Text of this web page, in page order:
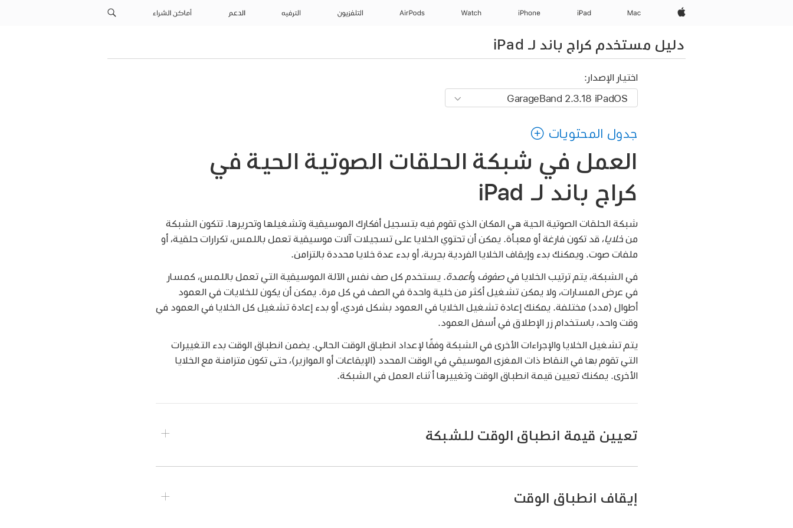
Apple‏
Mac
iPad‏
iPhone
Watch
AirPods التلفزيون الترفيه الدعم أماكن الشراء
دليل مستخدم كراج باند لـ iPad
اختيار الإصدار:
جدول المحتويات
العمل في شبكة الحلقات الصوتية الحية في
كراج باند لـ iPad
شبكة الحلقات الصوتية الحية هي المكان الذي تقوم فيه بتسجيل أفكارك الموسيقية وتشغيلها وتحريرها. تتكون الشبكة
منخلايا، قد تكون فارغة أو معبأة. يمكن أن تحتوي الخلايا على تسجيلات آلات موسيقية تعمل باللمس، تكرارات حلقية، أو
ملفات صوت. ويمكنك بدء وإيقاف الخلايا الفردية بحرية، أو بدء عدة خلايا محددة بالتزامن.
في الشبكة، يتم ترتيب الخلايا فيصفوف وأعمدة . يستخدم كل صف نفس الآلة الموسيقية التي تعمل باللمس، كمسار
في عرض المسارات، ولا يمكن تشغيل أكثر من خلية واحدة في الصف في كل مرة. يمكن أن يكون للخلايات في العمود
أطوال (مدد) مختلفة. يمكنك إعادة تشغيل الخلايا في العمود بشكل فردي، أو بدء إعادة تشغيل كل الخلايا في العمود في
وقت واحد، باستخدام زر الإطلاق في أسفل العمود.
يتم تشغيل الخلايا والإجراءات الأخرى في الشبكة وفقًا لإعداد انطباق الوقت الحالي. يضمن انطباق الوقت بدء التغييرات
التي تقوم بها في النقاط ذات المغزى الموسيقي في الوقت المحدد (الإيقاعات أو الموازير)، حتى تكون متزامنة مع الخلايا
الأخرى. يمكنك تعيين قيمة انطباق الوقت وتغييرها أثناء العمل في الشبكة.
تعيين قيمة انطباق الوقت للشبكة
إيقاف انطباق الوقت